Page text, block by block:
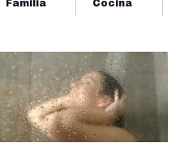
Familia Cocina